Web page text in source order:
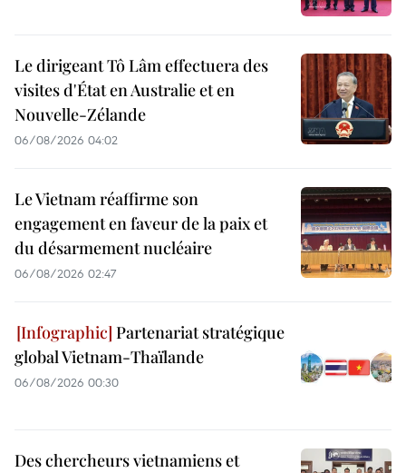
Le dirigeant Tô Lâm effectuera des
visites d'État en Australie et en
Nouvelle-Zélande
06/08/2026 04:02
Le Vietnam réaffirme son
engagement en faveur de la paix et
du désarmement nucléaire
06/08/2026 02:47
Partenariat stratégique
global Vietnam-Thaïlande
06/08/2026 00:30
Des chercheurs vietnamiens et